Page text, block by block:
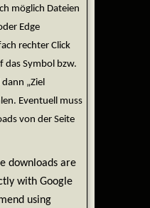
möglich Dateien
Edge
rechter Click
das Symbol bzw.
„Ziel
Eventuell muss
von der Seite
downloads are
with Google
using